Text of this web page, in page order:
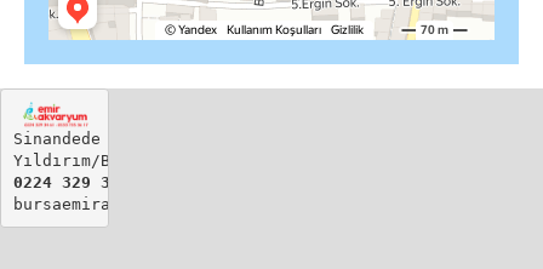
Sinandede Mh. Biray Sk. No: 19
Yıldırım/BURSA
0224 329 34 61 -
bursaemirakvaryum@gmail.com